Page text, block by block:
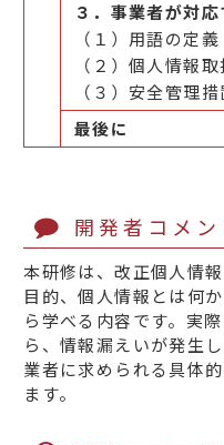
３．事業者が対
（１）用語の定義
（２）個人情報
（３）安全管理
最後に
開発者コメン
本研修は、改正個人情
目的、個人情報とは何
ら学べる内容です。実
ら、情報漏えいが発生
業者に求められる具体
ます。